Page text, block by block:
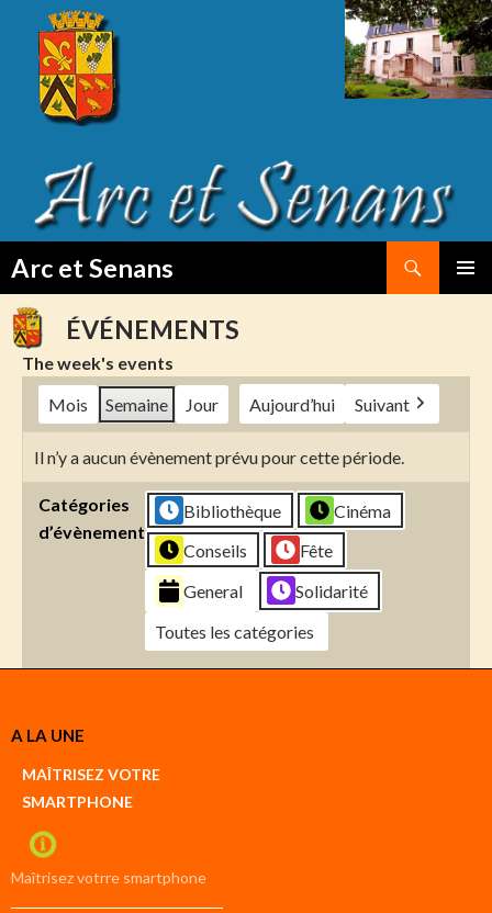
Arc et Senans
TO
CONTENTÉVÉNEMENTS
The week's events
Mois
Semaine Jour Aujourd’hui Suivant
Il n’y a aucun évènement prévu pour cette période.
Catégories
d’évènement
Bibliothèque
Cinéma
Conseils
Fête
General
Solidarité
Toutes les catégories
Créer
compte
compte
A LA UNE
MAÎTRISEZ VOTRE
SMARTPHONE
Maîtrisez votrre smartphone